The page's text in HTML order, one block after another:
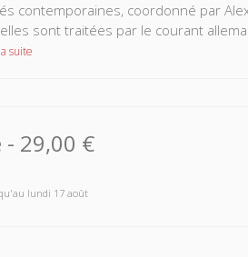
contemporaines, coordonné par
sont traitées par le courant
suite
- 29,00 €
lundi 17 août